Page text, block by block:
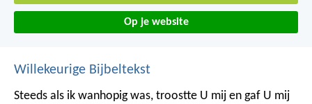
Op je website
Willekeurige Bijbeltekst
Steeds als ik wanhopig was, troostte U mij en gaf U mij